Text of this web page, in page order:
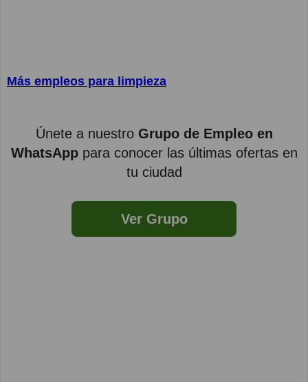
Más empleos para limpieza
Únete a nuestro Grupo de Empleo en
WhatsApppara conocer las últimas ofertas en
tu ciudad
Ver Grupo